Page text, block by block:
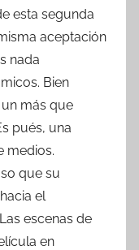
esta segunda
aceptación
nada
Bien
más que
pués, una
medios.
que su
el
escenas de
en